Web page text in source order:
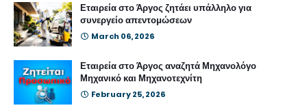
Εταιρεία στο Άργος ζητάει υπάλληλο για
συνεργείο απεντομώσεων
March 06, 2026
Εταιρεία στο Άργος αναζητά Μηχανολόγο
Μηχανικό και Μηχανοτεχνίτη
February 25, 2026